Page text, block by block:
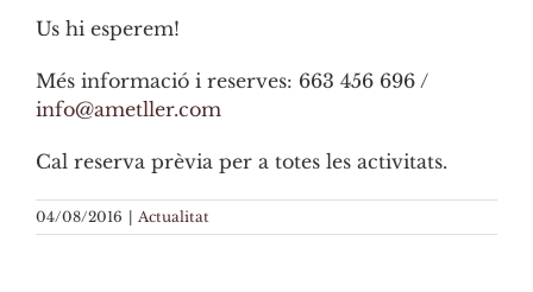
Us hi esperem!
Més informació i reserves: 663 456 696 /
info@ametller.com
Cal reserva prèvia per a totes les activitats.
04/08/2016 | Actualitat